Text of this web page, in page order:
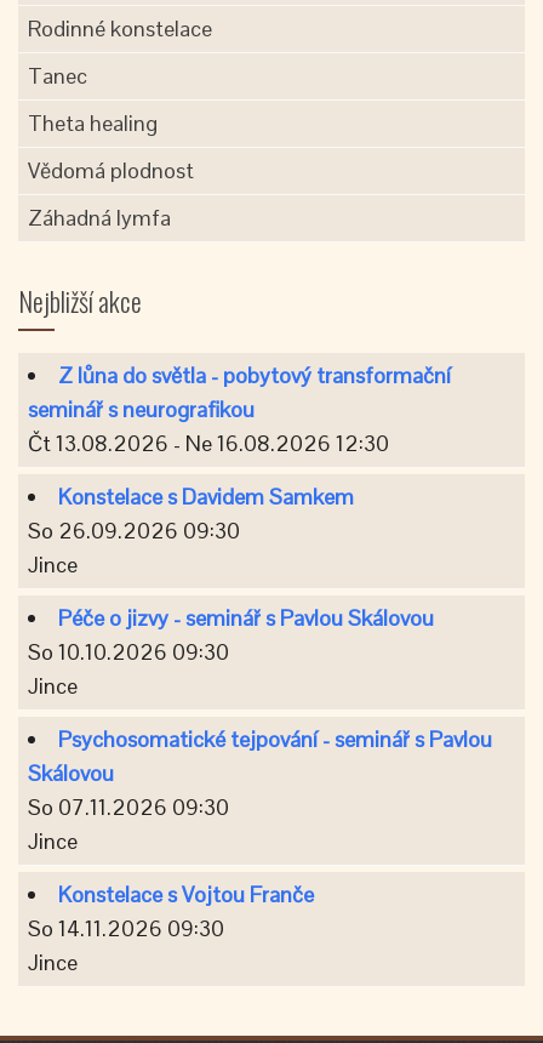
Rodinné konstelace
Tanec
Theta healing
Vědomá plodnost
Záhadná lymfa
Nejbližší akce
Z lůna do světla - pobytový transformační
seminář s neurografikou
Čt 13.08.2026 - Ne 16.08.2026 12:30
Konstelace s Davidem Samkem
So 26.09.2026 09:30
Jince
Péče o jizvy - seminář s Pavlou Skálovou
So 10.10.2026 09:30
Jince
Psychosomatické tejpování - seminář s Pavlou
Skálovou
So 07.11.2026 09:30
Jince
Konstelace s Vojtou Franče
So 14.11.2026 09:30
Jince